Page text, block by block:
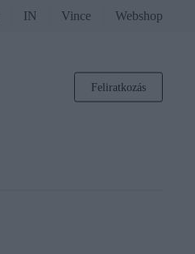
IN Vince Webshop
Feliratkozás